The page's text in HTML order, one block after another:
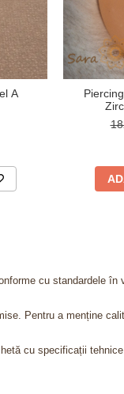
A
cu standardele în
Pentru a menține
cu specificații